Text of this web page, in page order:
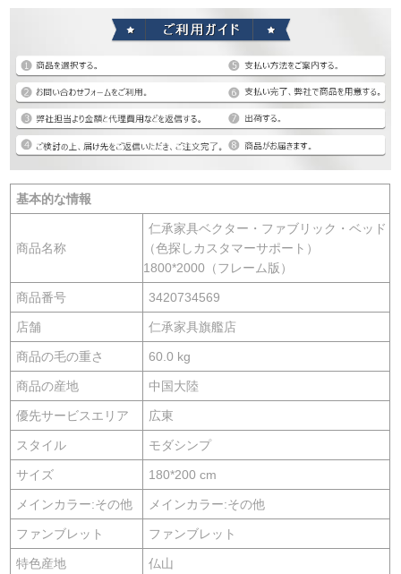
基本的な情報
商品名称
仁承家具ベクター・ファブリック・ベッド
（色探しカスタマーサポート）
1800*2000（フレーム版）
商品番号 3420734569
店舗 仁承家具旗艦店
商品の毛の重さ 60.0 kg
商品の産地 中国大陸
優先サービスエリア 広東
スタイル モダシンプ
サイズ 180*200 cm
メインカラー:その他 メインカラー:その他
ファンブレット ファンブレット
特色産地 仏山